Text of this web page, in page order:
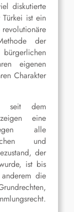
diskutierte
Türkei ist ein
der
eigenen
Charakter
seit dem
eine
alle
und
der
ist bis
die